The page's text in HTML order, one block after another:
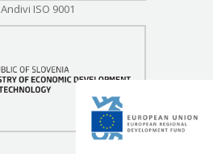
Andivi ISO 9001